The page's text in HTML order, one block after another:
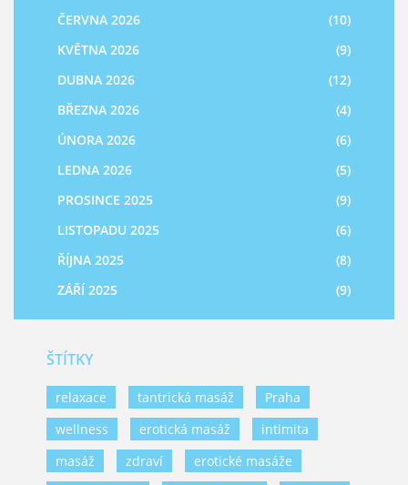
ČERVNA 2026
(10)
KVĚTNA 2026
(9)
DUBNA 2026
(12)
BŘEZNA 2026
(4)
ÚNORA 2026
(6)
LEDNA 2026
(5)
PROSINCE 2025
(9)
LISTOPADU 2025
(6)
ŘÍJNA 2025
(8)
ZÁŘÍ 2025
(9)
ŠTÍTKY
relaxace tantrická masáž
Praha
wellness
erotická masáž
intimita
masáž
zdraví
erotické masáže